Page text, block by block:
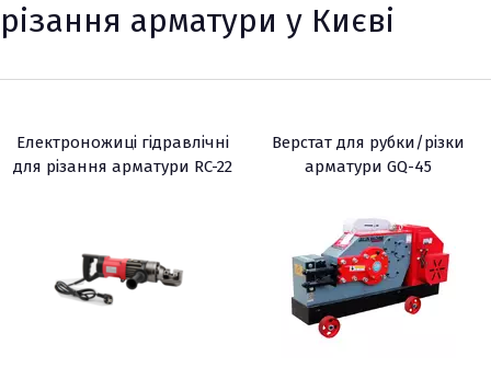
різання арматури у Києві
Електроножиці гідравлічні
для різання арматури RC-22
Верстат для рубки/різки
арматури GQ-45